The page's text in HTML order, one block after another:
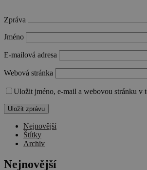
Zpráva
Jméno
E-mailová adresa
Webová stránka
Uložit jméno, e-mail a webovou stránku v
Nejnovější
Štítky
Archiv
Nejnovější